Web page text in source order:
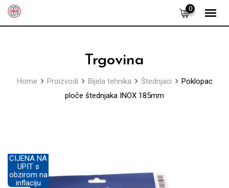
Skip
0
Trgovina
Home Proizvodi Bijela tehnika Štednjaci
Poklopac
ploče štednjaka INOX 185mm
CIJENA NA
UPIT s
obzirom na
inflaciju